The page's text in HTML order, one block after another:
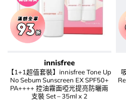
innisfree
【1+1超值套裝】innisfree Tone Up
No Sebum Sunscreen EX SPF50+
PA++++ 控油霧面啞光提亮防曬兩
支裝 Set – 35ml x 2